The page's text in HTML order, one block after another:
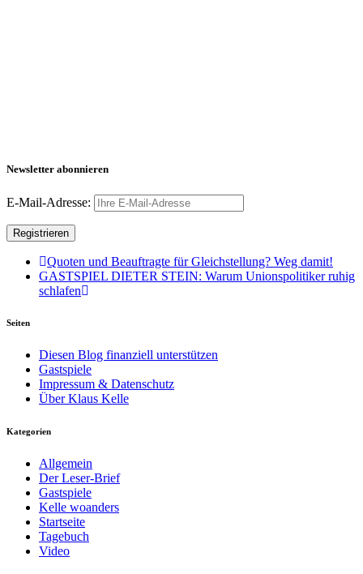
Newsletter abonnieren
E-Mail-Adresse:
Quoten und Beauftragte für Gleichstellung? Weg damit!
GASTSPIEL DIETER STEIN: Warum Unionspolitiker ruhig
schlafen
Seiten
Diesen Blog finanziell unterstützen
Gastspiele
Impressum & Datenschutz
Über Klaus Kelle
Kategorien
Allgemein
Der Leser-Brief
Gastspiele
Kelle woanders
Startseite
Tagebuch
Video